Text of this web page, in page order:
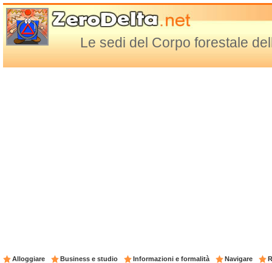
Le sedi del Corpo forestale
Alloggiare Business e studio Informazioni e formalità Navigare